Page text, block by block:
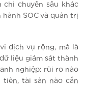
chỉ chuyên sâu khác
SOC và quản trị
dịch vụ rộng, mà là
liệu giám sát thành
nghiệp: rủi ro nào
tiên, tài sản nào cần